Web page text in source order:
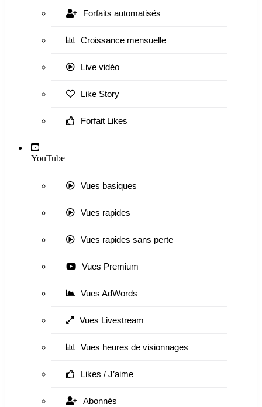
Forfaits automatisés
Croissance mensuelle
Live vidéo
Like Story
Forfait Likes
YouTube
Vues basiques
Vues rapides
Vues rapides sans perte
Vues Premium
Vues AdWords
Vues Livestream
Vues heures de visionnages
Likes / J’aime
Abonnés